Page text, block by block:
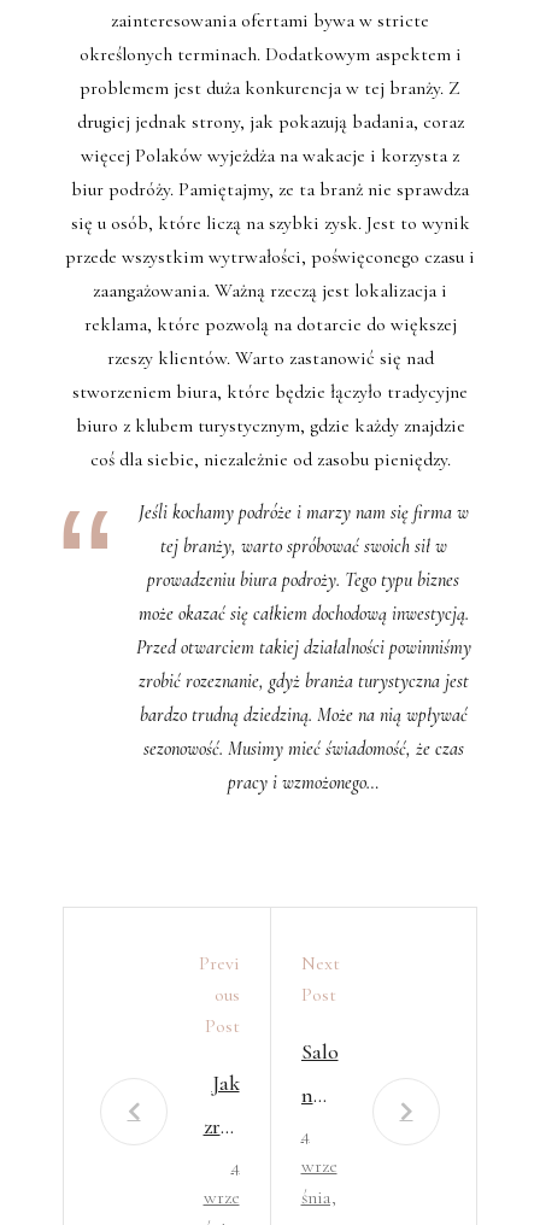
zainteresowania ofertami bywa w stricte
określonych terminach. Dodatkowym aspektem i
problemem jest duża konkurencja w tej branży. Z
drugiej jednak strony, jak pokazują badania, coraz
więcej Polaków wyjeżdża na wakacje i korzysta z
biur podróży. Pamiętajmy, ze ta branż nie sprawdza
się u osób, które liczą na szybki zysk. Jest to wynik
przede wszystkim wytrwałości, poświęconego czasu i
zaangażowania. Ważną rzeczą jest lokalizacja i
reklama, które pozwolą na dotarcie do większej
rzeszy klientów. Warto zastanowić się nad
stworzeniem biura, które będzie łączyło tradycyjne
biuro z klubem turystycznym, gdzie każdy znajdzie
coś dla siebie, niezależnie od zasobu pieniędzy.
Jeśli kochamy podróże i marzy nam się firma w
tej branży, warto spróbować swoich sił w
prowadzeniu biura podroży. Tego typu biznes
może okazać się całkiem dochodową inwestycją.
Przed otwarciem takiej działalności powinniśmy
zrobić rozeznanie, gdyż branża turystyczna jest
bardzo trudną dziedziną. Może na nią wpływać
sezonowość. Musimy mieć świadomość, że czas
pracy i wzmożonego…
Previ
Ous
Post
Jak
zrea
lizo
wać
4
wrze
Next
Post
Salo
n
meb
li
4
wrze
śnia,